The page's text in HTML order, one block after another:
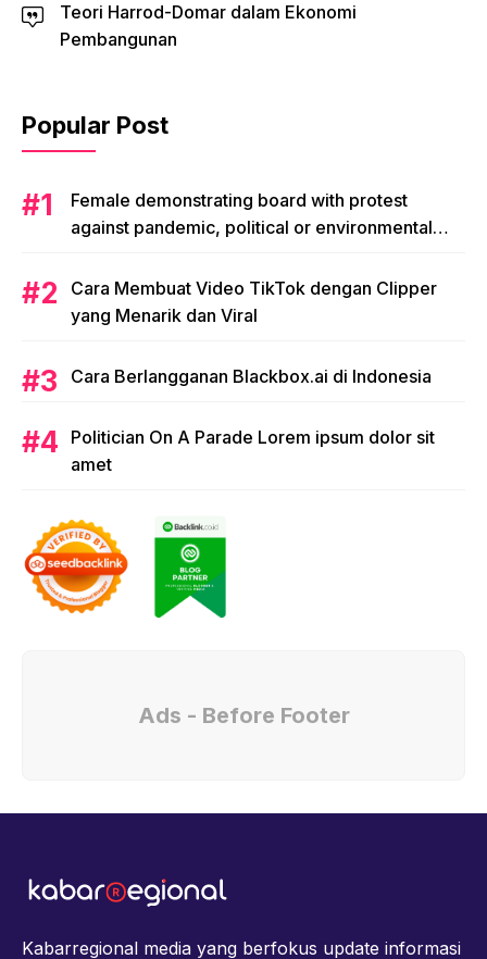
Teori Harrod-Domar dalam Ekonomi
Pembangunan
Popular Post
Female demonstrating board with protest
against pandemic, political or environmental
Cara Membuat Video TikTok dengan Clipper
yang Menarik dan Viral
Cara Berlangganan Blackbox.ai di Indonesia
Politician On A Parade Lorem ipsum dolor sit
amet
Ads - Before Footer
Kabarregional media yang berfokus update informasi